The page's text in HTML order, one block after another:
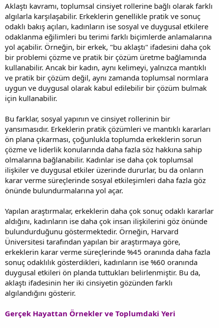
Aklaştı kavramı, toplumsal cinsiyet rollerine bağlı olarak farklı
algılarla karşılaşabilir. Erkeklerin genellikle pratik ve sonuç
odaklı bakış açıları, kadınların ise sosyal ve duygusal etkilere
odaklanma eğilimleri bu terimi farklı biçimlerde anlamalarına
yol açabilir. Örneğin, bir erkek, "bu aklaştı" ifadesini daha çok
bir problemi çözme ve pratik bir çözüm üretme bağlamında
kullanabilir. Ancak bir kadın, aynı kelimeyi, yalnızca mantıklı
ve pratik bir çözüm değil, aynı zamanda toplumsal normlara
uygun ve duygusal olarak kabul edilebilir bir çözüm bulmak
için kullanabilir.
Bu farklar, sosyal yapının ve cinsiyet rollerinin bir
yansımasıdır. Erkeklerin pratik çözümleri ve mantıklı kararları
ön plana çıkarması, çoğunlukla toplumda erkeklerin sorun
çözme ve liderlik konularında daha fazla söz hakkına sahip
olmalarına bağlanabilir. Kadınlar ise daha çok toplumsal
ilişkiler ve duygusal etkiler üzerinde dururlar, bu da onların
karar verme süreçlerinde sosyal etkileşimleri daha fazla göz
önünde bulundurmalarına yol açar.
Yapılan araştırmalar, erkeklerin daha çok sonuç odaklı kararlar
aldığını, kadınların ise daha çok insan ilişkilerini göz önünde
bulundurduğunu göstermektedir. Örneğin, Harvard
Üniversitesi tarafından yapılan bir araştırmaya göre,
erkeklerin karar verme süreçlerinde %45 oranında daha fazla
sonuç odaklılık gösterdikleri, kadınların ise %60 oranında
duygusal etkileri ön planda tuttukları belirlenmiştir. Bu da,
aklaştı ifadesinin her iki cinsiyetin gözünden farklı
algılandığını gösterir.
Gerçek Hayattan Örnekler ve Toplumdaki Yeri